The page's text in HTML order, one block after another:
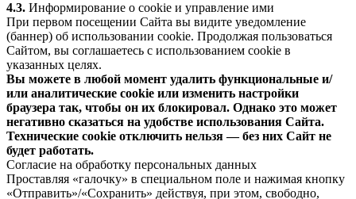
4.3. Информирование о cookie и управление ими
При первом посещении Сайта вы видите уведомление
(баннер) об использовании cookie. Продолжая пользоваться
Сайтом, вы соглашаетесь с использованием cookie в
указанных целях.
Вы можете в любой момент удалить функциональные и/
или аналитические cookie или изменить настройки
браузера так, чтобы он их блокировал. Однако это может
негативно сказаться на удобстве использования Сайта.
Технические cookie отключить нельзя — без них Сайт не
будет работать.
Согласие на обработку персональных данных
Проставляя «галочку» в специальном поле и нажимая кнопку
«Отправить»/«Сохранить» действуя, при этом, свободно,